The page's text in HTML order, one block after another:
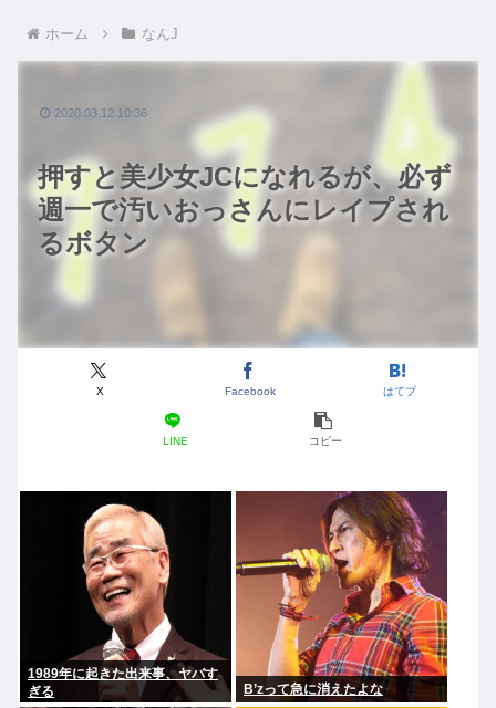
ホーム なんJ
押すと美少女JCになれるが、必ず
週一で汚いおっさんにレイプされ
るボタン
X Facebook はてブ
LINE コピー
2020.03.12 10:36
1989年に起きた出来事、ヤバす
ぎる
B’zって急に消えたよな